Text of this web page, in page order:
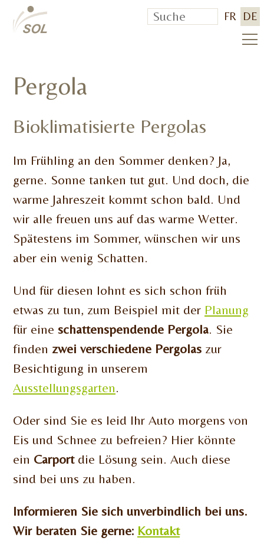
FR DE
Pergola
Bioklimatisierte Pergolas
Im Frühling an den Sommer denken? Ja,
gerne. Sonne tanken tut gut. Und doch, die
warme Jahreszeit kommt schon bald. Und
wir alle freuen uns auf das warme Wetter.
Spätestens im Sommer, wünschen wir uns
aber ein wenig Schatten.
Und für diesen lohnt es sich schon früh
etwas zu tun, zum Beispiel mit der Planung
für eine schattenspendende Pergola. Sie
finden zwei verschiedene Pergolas zur
Besichtigung in unserem
Ausstellungsgarten.
Oder sind Sie es leid Ihr Auto morgens von
Eis und Schnee zu befreien? Hier könnte
ein Carport die Lösung sein. Auch diese
sind bei uns zu haben.
Informieren Sie sich unverbindlich bei uns.
Wir beraten Sie gerne: Kontakt